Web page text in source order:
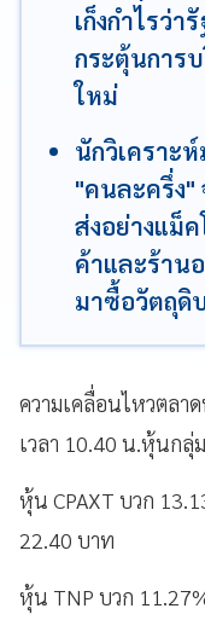
เก็งกำไรว่
กระตุ้นการ
ใหม่
นักวิเคราะ
"คนละครึ่ง"
ส่งอย่างแม็ค
ค้าและร้าน
มาซื้อวัตถุดิ
ความเคลื่อนไหวตลา
เวลา 10.40 น.หุ้นกลุ่
หุ้น CPAXT บวก
22.40 บาท
หุ้น TNP บวก